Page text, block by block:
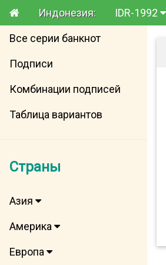
Индонезия: IDR-1992
Все серии банкнот
Подписи
Комбинации подписей
Таблица вариантов
Страны
Азия
Америка
Европа